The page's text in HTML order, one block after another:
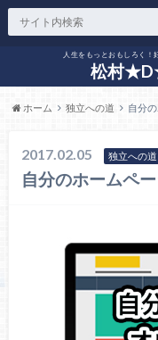
人生をもっとおもしろく
松村
ホーム 独立への道 自分
2017.02.05 独立への道
自分のホームペ